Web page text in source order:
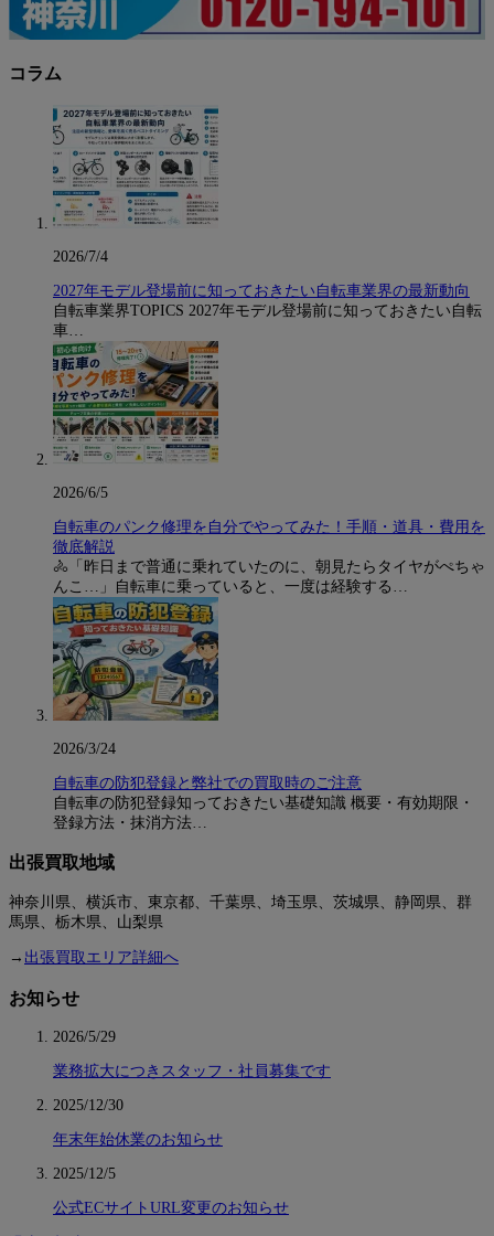
コラム
2026/7/4
2027年モデル登場前に知っておきたい自転車業界の最新動向
自転車業界TOPICS 2027年モデル登場前に知っておきたい自転
車…
2026/6/5
自転車のパンク修理を自分でやってみた！手順・道具・費用を
徹底解説
🚴「昨日まで普通に乗れていたのに、朝見たらタイヤがぺちゃ
んこ…」自転車に乗っていると、一度は経験する…
2026/3/24
自転車の防犯登録と弊社での買取時のご注意
自転車の防犯登録知っておきたい基礎知識 概要・有効期限・
登録方法・抹消方法…
出張買取地域
神奈川県、横浜市、東京都、千葉県、埼玉県、茨城県、静岡県、群
馬県、栃木県、山梨県
→ 出張買取エリア詳細へ
お知らせ
2026/5/29
業務拡大につきスタッフ・社員募集です
2025/12/30
年末年始休業のお知らせ
2025/12/5
公式ECサイトURL変更のお知らせ